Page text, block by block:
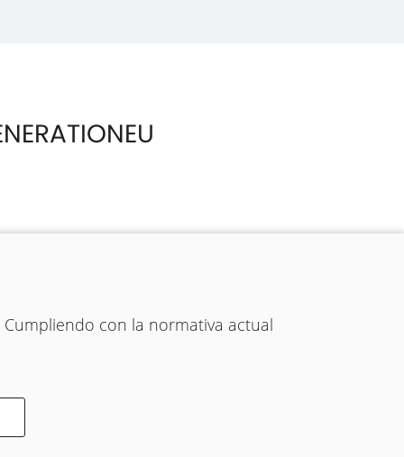
con la normativa actual